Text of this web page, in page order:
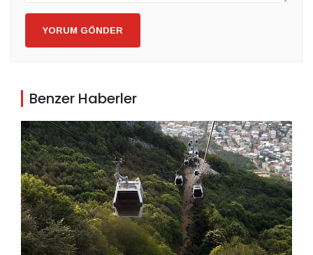
YORUM GÖNDER
Benzer Haberler